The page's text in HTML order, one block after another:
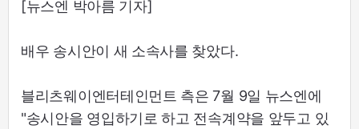
[뉴스엔 박아름 기자]
배우 송시안이 새 소속사를 찾았다.
블리츠웨이엔터테인먼트 측은 7월 9일 뉴스엔에
"송시안을 영입하기로 하고 전속계약을 앞두고 있